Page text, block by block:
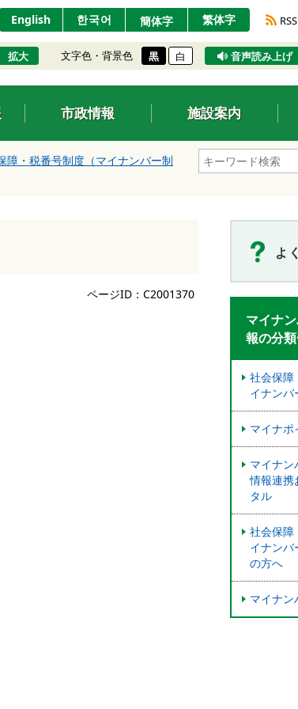
English 한국어 簡体字 繁体字 RSS
拡大 文字色・背景色 黒 白 音声読み上げ
市政情報 施設案内
障・税番号制度（マイナンバー制
ページID：C2001370
よ
マイナ
報の分
社会保障
イナンバ
マイナポ
マイナン
情報連携
タル
社会保障
イナン
の方へ
マイナン